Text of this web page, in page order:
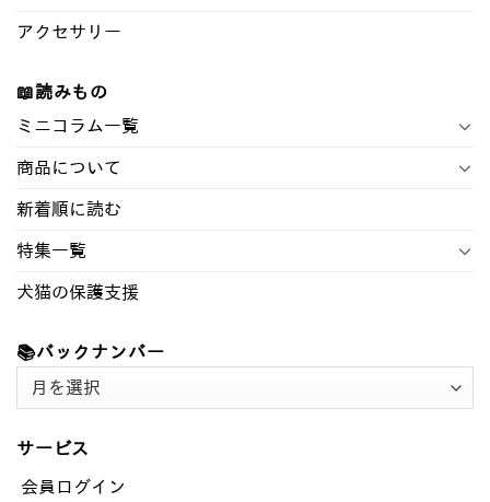
アクセサリー
📖読みもの
ミニコラム一覧
商品について
新着順に読む
特集一覧
犬猫の保護支援
📚バックナンバー
ク
ナ
サービス
会員ログイン